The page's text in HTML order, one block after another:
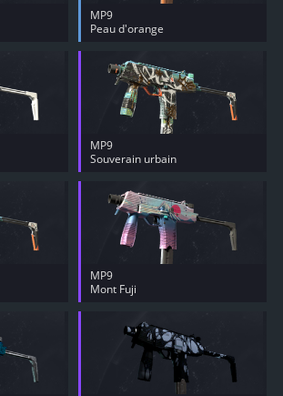
MP9
Peau d'orange
MP9
Souverain urbain
MP9
Mont Fuji